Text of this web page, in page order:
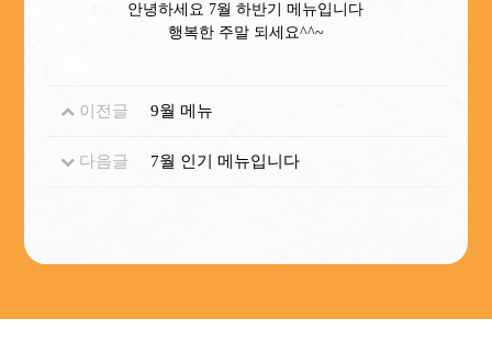
안녕하세요 7월 하반기 메뉴입니다
행복한 주말 되세요^^~
이전글 9월 메뉴
다음글 7월 인기 메뉴입니다